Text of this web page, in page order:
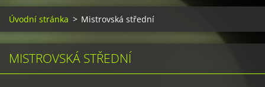
Úvodní stránka > Mistrovská střední
MISTROVSKÁ STŘEDNÍ